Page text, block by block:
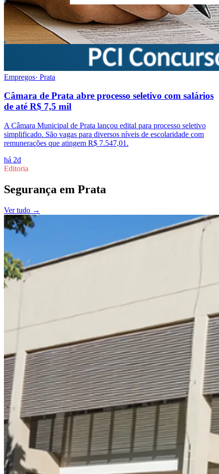
Empregos· Prata
Câmara de Prata abre processo seletivo com salários
de até R$ 7,5 mil
A Câmara Municipal de Prata lançou edital para processo seletivo
simplificado. São vagas para diversos níveis de escolaridade com
remunerações que atingem R$ 7.547,01.
há 2d
Editoria
Segurança em Prata
Ver tudo →